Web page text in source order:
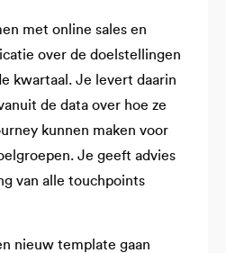
met online sales en
over de doelstellingen
kwartaal. Je levert daarin
de data over hoe ze
kunnen maken voor
Je geeft advies
van alle touchpoints
nieuw template gaan